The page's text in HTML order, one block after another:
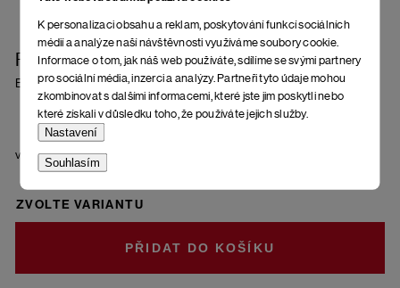
K personalizaci obsahu a reklam, poskytování funkcí sociálních
médií a analýze naší návštěvnosti využíváme soubory cookie.
Informace o tom, jak náš web používáte, sdílíme se svými partnery
pro sociální média, inzerci a analýzy. Partneři tyto údaje mohou
zkombinovat s dalšími informacemi, které jste jim poskytli nebo
které získali v důsledku toho, že používáte jejich služby.
Nastavení
Souhlasím
Pánské nazouváky Assoro
Brown
velikost
ZVOLTE VARIANTU
DO KOŠÍKU